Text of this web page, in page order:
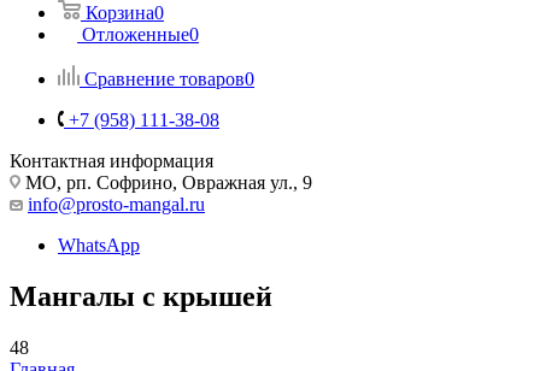
Корзина0
Отложенные0
Сравнение товаров0
+7 (958) 111-38-08
Контактная информация
МО, рп. Софрино, Овражная ул., 9
info@prosto-mangal.ru
WhatsApp
Мангалы с крышей
48